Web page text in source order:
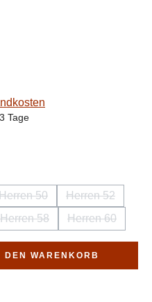
Tage
verfügbar.)
ist zurzeit nicht verfügbar.)
50
(Diese Option ist zurzeit
Herren 52
(Diese
verfügbar.)
Herren 58 Herren 60
gewünschten
DEN WARENKORB